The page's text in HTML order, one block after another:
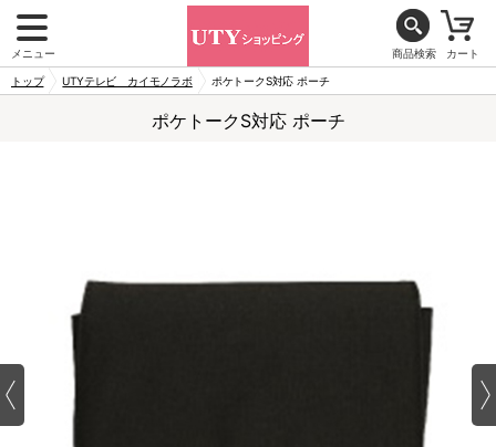
メニュー 商品検索 カート
トップ UTYテレビ カイモノラボ ポケトークS対応 ポーチ
ポケトークS対応 ポーチ